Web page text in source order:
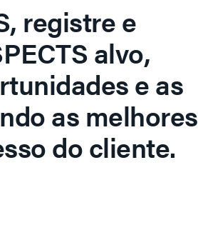
registre e
alvo,
e as
as melhores
do cliente.